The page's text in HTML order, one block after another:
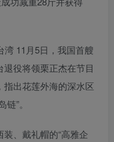
湾 11月5日，我国首艘
役将领栗正杰在节目
出花莲外海的深水区
”。
装、戴礼帽的“高雅企